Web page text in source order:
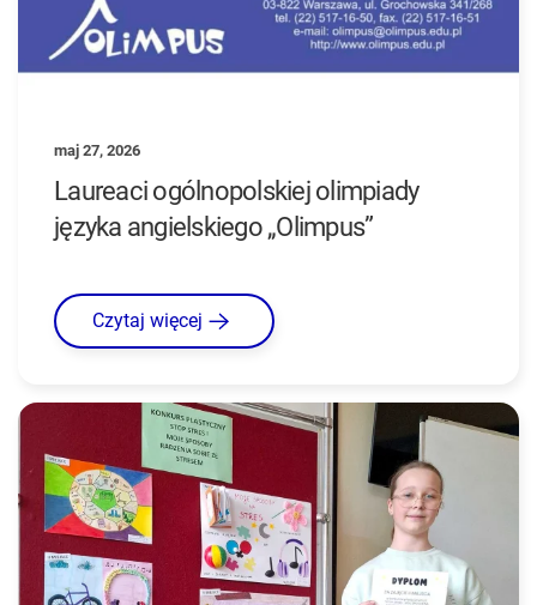
maj 27, 2026
Laureaci ogólnopolskiej olimpiady
języka angielskiego „Olimpus”
Czytaj więcej